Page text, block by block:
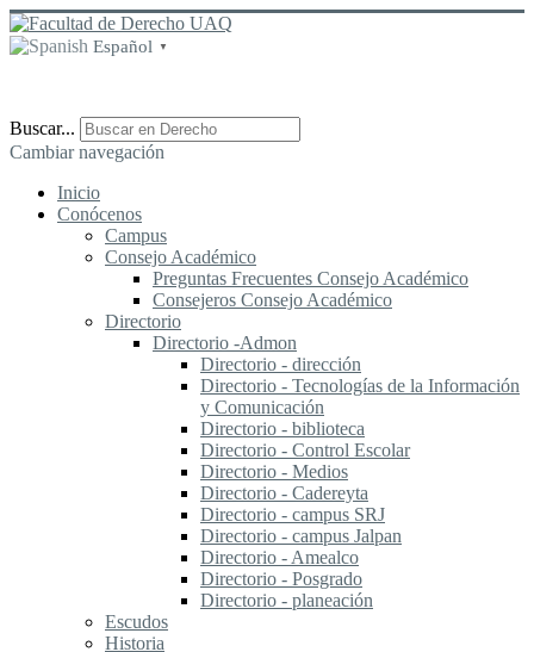
Español ▼
Buscar...
Cambiar navegación
Inicio
Conócenos
Campus
Consejo Académico
Preguntas Frecuentes Consejo Académico
Consejeros Consejo Académico
Directorio
Directorio -Admon
Directorio - dirección
Directorio - Tecnologías de la Información
y Comunicación
Directorio - biblioteca
Directorio - Control Escolar
Directorio - Medios
Directorio - Cadereyta
Directorio - campus SRJ
Directorio - campus Jalpan
Directorio - Amealco
Directorio - Posgrado
Directorio - planeación
Escudos
Historia